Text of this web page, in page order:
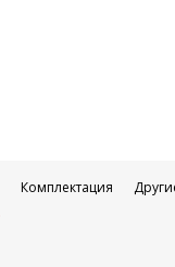
Комплектация